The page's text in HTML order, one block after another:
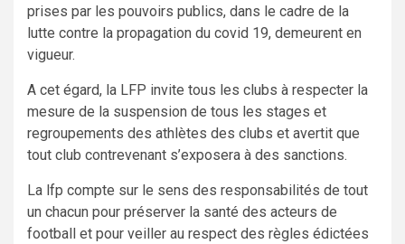
prises par les pouvoirs publics, dans le cadre de la
lutte contre la propagation du covid 19, demeurent en
vigueur.
A cet égard, la LFP invite tous les clubs à respecter la
mesure de la suspension de tous les stages et
regroupements des athlètes des clubs et avertit que
tout club contrevenant s’exposera à des sanctions.
La lfp compte sur le sens des responsabilités de tout
un chacun pour préserver la santé des acteurs de
football et pour veiller au respect des règles édictées